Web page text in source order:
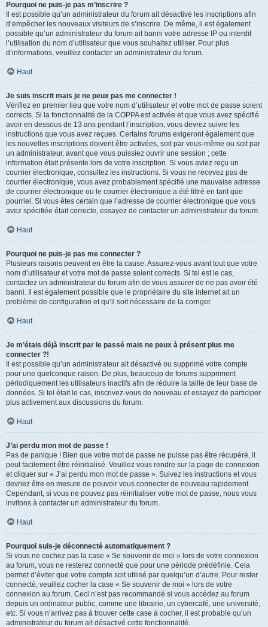
Pourquoi ne puis-je pas m’inscrire ?
Il est possible qu’un administrateur du forum ait désactivé les inscriptions afin
d’empêcher les nouveaux visiteurs de s’inscrire. De même, il est également
possible qu’un administrateur du forum ait banni votre adresse IP ou interdit
l’utilisation du nom d’utilisateur que vous souhaitez utiliser. Pour plus
d’informations, veuillez contacter un administrateur du forum.
Haut
Je suis inscrit mais je ne peux pas me connecter !
Vérifiez en premier lieu que votre nom d’utilisateur et votre mot de passe soient
corrects. Si la fonctionnalité de la COPPA est activée et que vous avez spécifié
avoir en dessous de 13 ans pendant l’inscription, vous devrez suivre les
instructions que vous avez reçues. Certains forums exigeront également que
les nouvelles inscriptions doivent être activées, soit par vous-même ou soit par
un administrateur, avant que vous puissiez ouvrir une session ; cette
information était présente lors de votre inscription. Si vous aviez reçu un
courrier électronique, consultez les instructions. Si vous ne recevez pas de
courrier électronique, vous avez probablement spécifié une mauvaise adresse
de courrier électronique ou le courrier électronique a été filtré en tant que
pourriel. Si vous êtes certain que l’adresse de courrier électronique que vous
avez spécifiée était correcte, essayez de contacter un administrateur du forum.
Haut
Pourquoi ne puis-je pas me connecter ?
Plusieurs raisons peuvent en être la cause. Assurez-vous avant tout que votre
nom d’utilisateur et votre mot de passe soient corrects. Si tel est le cas,
contactez un administrateur du forum afin de vous assurer de ne pas avoir été
banni. Il est également possible que le propriétaire du site internet ait un
problème de configuration et qu’il soit nécessaire de la corriger.
Haut
Je m’étais déjà inscrit par le passé mais ne peux à présent plus me
connecter ?!
Il est possible qu’un administrateur ait désactivé ou supprimé votre compte
pour une quelconque raison. De plus, beaucoup de forums suppriment
périodiquement les utilisateurs inactifs afin de réduire la taille de leur base de
données. Si tel était le cas, inscrivez-vous de nouveau et essayez de participer
plus activement aux discussions du forum.
Haut
J’ai perdu mon mot de passe !
Pas de panique ! Bien que votre mot de passe ne puisse pas être récupéré, il
peut facilement être réinitialisé. Veuillez vous rendre sur la page de connexion
et cliquer sur « J’ai perdu mon mot de passe ». Suivez les instructions et vous
devriez être en mesure de pouvoir vous connecter de nouveau rapidement.
Cependant, si vous ne pouvez pas réinitialiser votre mot de passe, nous vous
invitons à contacter un administrateur du forum.
Haut
Pourquoi suis-je déconnecté automatiquement ?
Si vous ne cochez pas la case « Se souvenir de moi » lors de votre connexion
au forum, vous ne resterez connecté que pour une période prédéfinie. Cela
permet d’éviter que votre compte soit utilisé par quelqu’un d’autre. Pour rester
connecté, veuillez cocher la case « Se souvenir de moi » lors de votre
connexion au forum. Ceci n’est pas recommandé si vous accédez au forum
depuis un ordinateur public, comme une librairie, un cybercafé, une université,
etc. Si vous n’arrivez pas à trouver cette case à cocher, il est probable qu’un
administrateur du forum ait désactivé cette fonctionnalité.